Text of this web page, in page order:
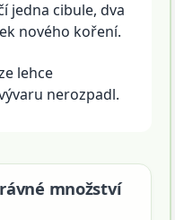
jedna cibule, dva
nového koření.
lehce
nerozpadl.
množství